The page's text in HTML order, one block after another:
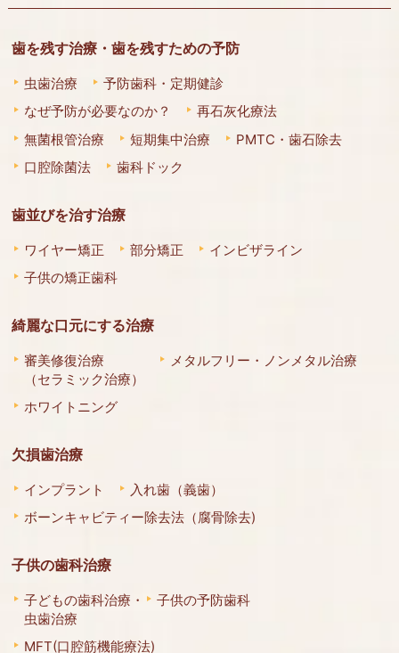
歯を残す治療・歯を残すための予防
虫歯治療
予防歯科・定期健診
なぜ予防が必要なのか？
再石灰化療法
無菌根管治療
短期集中治療
PMTC・歯石除去
口腔除菌法
歯科ドック
歯並びを治す治療
ワイヤー矯正 部分矯正
インビザライン
子供の矯正歯科
綺麗な口元にする治療
審美修復治療
（セラミック治療）
メタルフリー・ノンメタル治療
ホワイトニング
欠損歯治療
インプラント
入れ歯（義歯）
ボーンキャビティー除去法（腐骨除去)
子供の歯科治療
子どもの歯科治療・
虫歯治療
子供の予防歯科
MFT(口腔筋機能療法)